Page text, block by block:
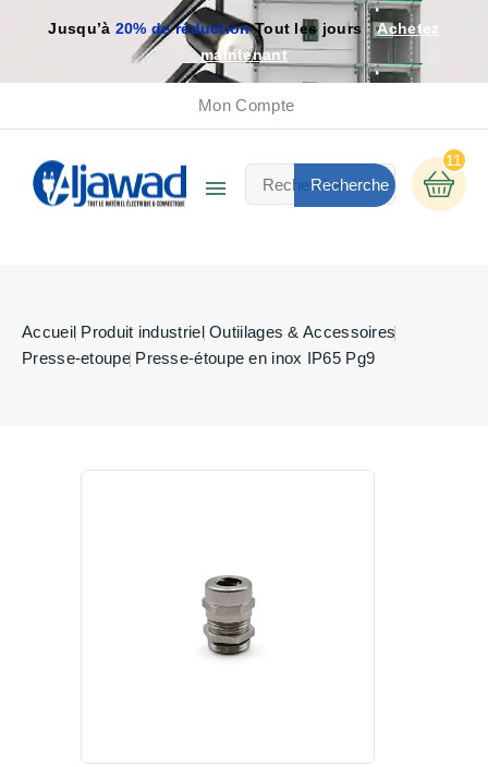
Jusqu’à 20% de réductionTout les jours
Achetez
maintenant
Mon Compte
 Recherche
11
Accueil Produit industriel Outiilages & Accessoires
Presse-etoupe Presse-étoupe en inox IP65 Pg9